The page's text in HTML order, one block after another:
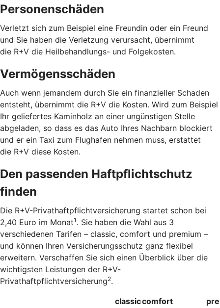
Personenschäden
Verletzt sich zum Beispiel eine Freundin oder ein Freund
und Sie haben die Verletzung verursacht, übernimmt
die R+V die Heilbehandlungs- und Folgekosten.
Vermögensschäden
Auch wenn jemandem durch Sie ein finanzieller Schaden
entsteht, übernimmt die R+V die Kosten. Wird zum Beispiel
Ihr geliefertes Kaminholz an einer ungünstigen Stelle
abgeladen, so dass es das Auto Ihres Nachbarn blockiert
und er ein Taxi zum Flughafen nehmen muss, erstattet
die R+V diese Kosten.
Den passenden Haftpflichtschutz
finden
Die R+V-Privathaftpflichtversicherung startet schon bei
2,40 Euro im Monat1 . Sie haben die Wahl aus 3
verschiedenen Tarifen – classic, comfort und premium –
und können Ihren Versicherungsschutz ganz flexibel
erweitern. Verschaffen Sie sich einen Überblick über die
wichtigsten Leistungen der R+V-
Privathaftpflichtversicherung2.
classiccomfort